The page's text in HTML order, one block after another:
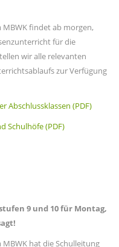
findet ab morgen,
für die
wir alle relevanten
zur Verfügung
Abschlussklassen (PDF)
Schulhöfe (PDF)
9 und 10 für Montag,
hat die Schulleitung